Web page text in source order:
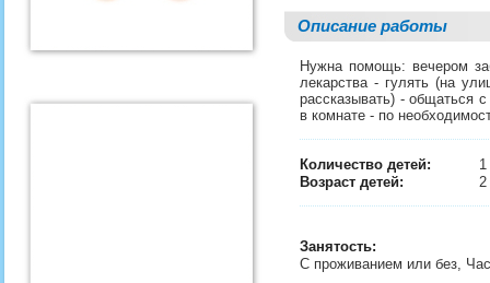
Описание работы
Нужна помощь: вечером
лекарства - гулять (на
рассказывать) - общаться
в комнате - по
Количество детей:
1
Возраст детей:
Занятость:
С проживанием или без,